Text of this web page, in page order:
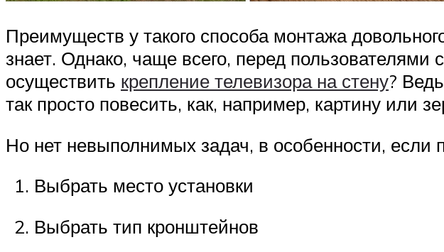
Преимуществ у такого способа монтажа
знает. Однако, чаще всего, перед
осуществить крепление телевизора на стену?
так просто повесить, как, например, картину или
Но нет невыполнимых задач, в особенности, если
Выбрать место установки
Выбрать тип кронштейнов